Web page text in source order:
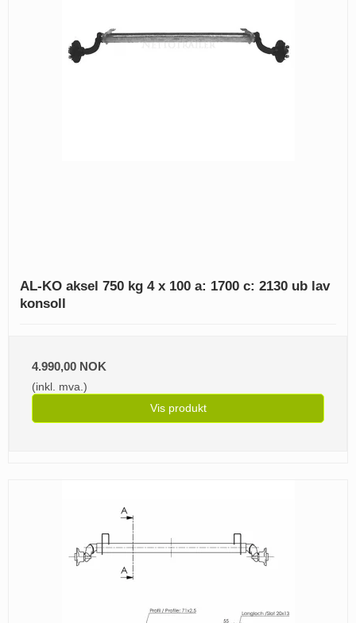
AL-KO aksel 750 kg 4 x 100 a: 1700 c: 2130 ub lav
konsoll
4.990,00 NOK
(inkl. mva.)
Vis produkt